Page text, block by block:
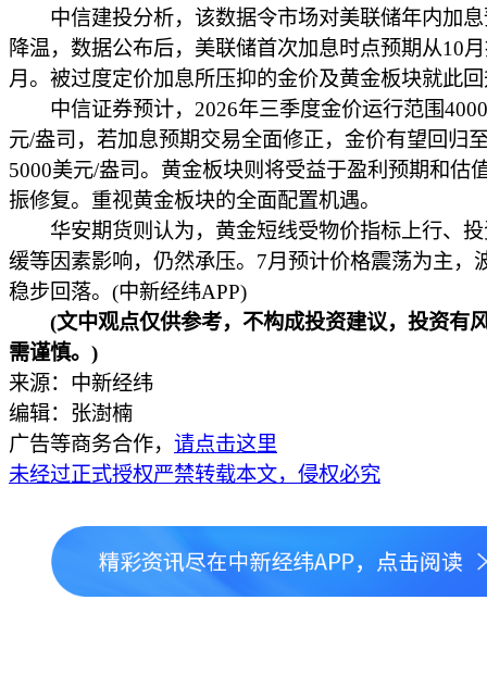
中信建投分析，该数据令市场对美联储年内加息
降温，数据公布后，美联储首次加息时点预期从10
月。被过度定价加息所压抑的金价及黄金板块就此
中信证券预计，2026年三季度金价运行范围
元/盎司，若加息预期交易全面修正，金价有望回归
5000美元/盎司。黄金板块则将受益于盈利预期和估
振修复。重视黄金板块的全面配置机遇。
华安期货则认为，黄金短线受物价指标上行、投
缓等因素影响，仍然承压。7月预计价格震荡为主，
稳步回落。(中新经纬APP)
(文中观点仅供参考，不构成投资建议，投资有
需谨慎。)
来源：中新经纬
编辑：张澍楠
广告等商务合作， 请点击这里
未经过正式授权严禁转载本文，侵权必究